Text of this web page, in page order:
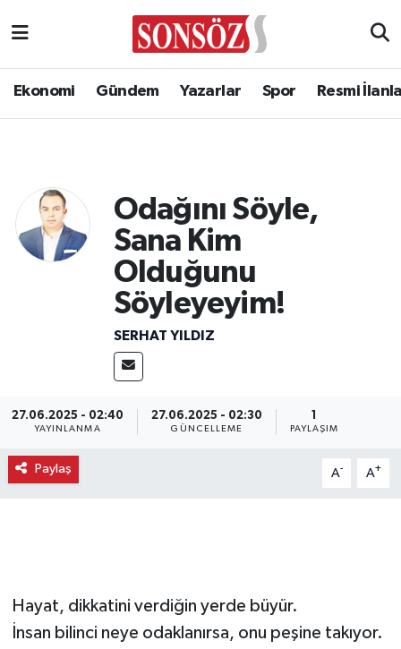
Ekonomi Gündem Yazarlar Spor Resmi
Odağını Söyle,
Sana Kim
Olduğunu
Söyleyeyim!
SERHAT YILDIZ
27.06.2025 - 02:40
YAYINLANMA
27.06.2025 - 02:30
GÜNCELLEME PAYLAŞIM
Paylaş A- A+
Hayat, dikkatini verdiğin yerde büyür.
İnsan bilinci neye odaklanırsa, onu peşine takıyor.